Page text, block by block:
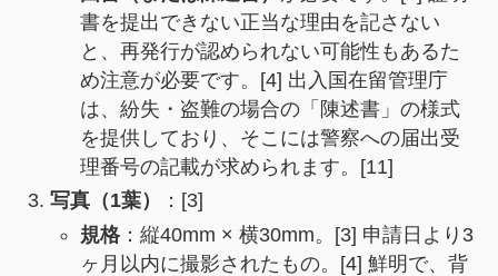
書を提出できない正当な理由を記さない
と、再発行が認められない可能性もあるた
め注意が必要です。[4] 出入国在留管理庁
は、紛失・盗難の場合の「陳述書」の様式
を提供しており、そこには警察への届出受
理番号の記載が求められます。[11]
写真（1葉）
：[3]
規格：縦40mm × 横30mm。[3] 申請日より3
ヶ月以内に撮影されたもの。[4] 鮮明で、背